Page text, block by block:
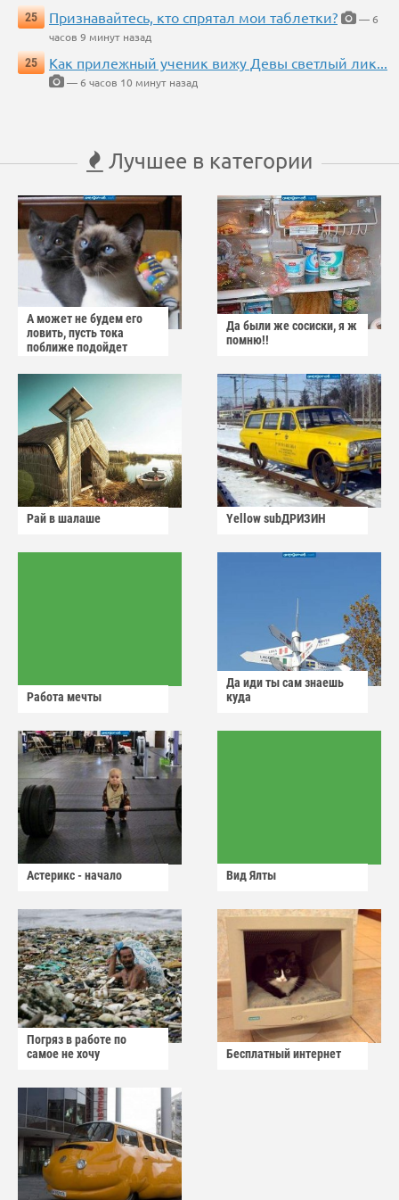
25
Признавайтесь, кто спрятал мои таблетки?
— 6
часов 9 минут назад
25
Как прилежный ученик вижу Девы светлый лик...
— 6 часов 10 минут назад
Лучшее в категории
А может не будем его
ловить, пусть тока
поближе подойдет
Да были же сосиски, я ж
помню!!
Рай в шалаше Yellow subДРИЗИН
Работа мечты
Да иди ты сам знаешь
куда
Астерикс - начало Вид Ялты
Погряз в работе по
самое не хочу
Бесплатный интернет